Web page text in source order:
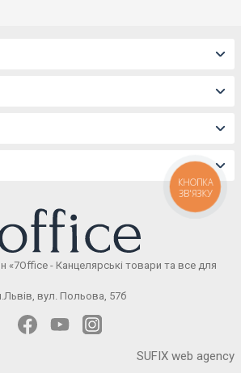
«7Office - Канцелярські товари та все для
вул. Польова, 57б
SUFIX web agency
КНОПКА
ЗВ'ЯЗКУ